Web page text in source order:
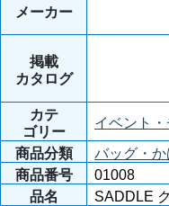
メーカー
掲載
カタログ
カテ
ゴリー
イベント
商品分類
バッグ・か
商品番号
01008
品名
SADDLE